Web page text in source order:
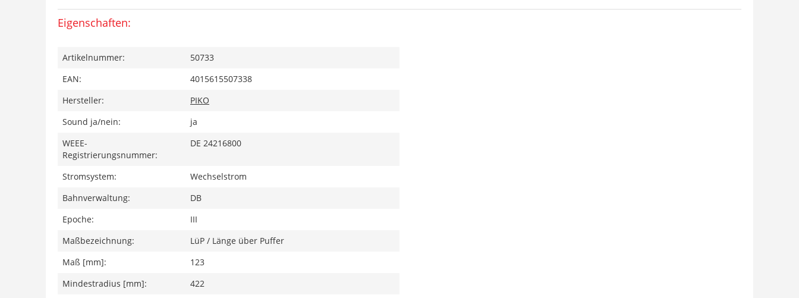
Eigenschaften:
Artikelnummer:
50733
EAN:
4015615507338
Hersteller:
PIKO
Sound ja/nein:
ja
WEEE-
Registrierungsnummer:
DE 24216800
Stromsystem:
Wechselstrom
Bahnverwaltung:
DB
Epoche:
III
Maßbezeichnung:
LüP / Länge über Puffer
Maß [mm]:
123
Mindestradius [mm]:
422